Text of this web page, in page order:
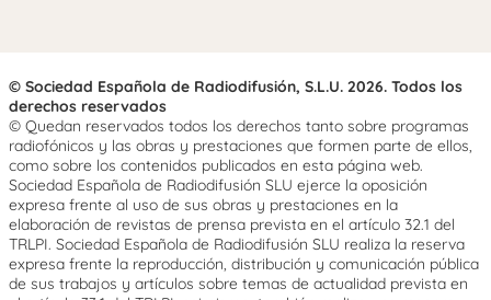
© Sociedad Española de Radiodifusión, S.L.U. 2026. Todos los
derechos reservados
© Quedan reservados todos los derechos tanto sobre programas
radiofónicos y las obras y prestaciones que formen parte de ellos,
como sobre los contenidos publicados en esta página web.
Sociedad Española de Radiodifusión SLU ejerce la oposición
expresa frente al uso de sus obras y prestaciones en la
elaboración de revistas de prensa prevista en el artículo 32.1 del
TRLPI. Sociedad Española de Radiodifusión SLU realiza la reserva
expresa frente la reproducción, distribución y comunicación pública
de sus trabajos y artículos sobre temas de actualidad prevista en